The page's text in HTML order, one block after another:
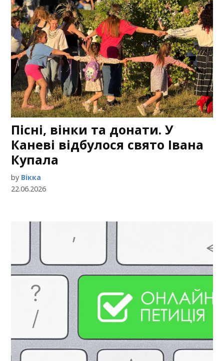
Пісні, вінки та донати. У
Каневі відбулося свято Івана
Купала
by Вікка
22.06.2026